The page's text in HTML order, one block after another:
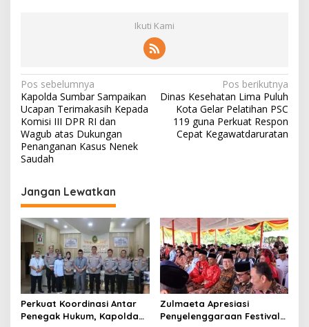
Ikuti Kami
N
a
v
i
g
a
s
i
p
o
s
Pos sebelumnya
Kapolda Sumbar Sampaikan
Ucapan Terimakasih Kepada
Komisi III DPR RI dan
Wagub atas Dukungan
Penanganan Kasus Nenek
Saudah
Pos berikutnya
Dinas Kesehatan Lima Puluh
Kota Gelar Pelatihan PSC
119 guna Perkuat Respon
Cepat Kegawatdaruratan
Jangan Lewatkan
Perkuat Koordinasi Antar
Penegak Hukum, Kapolda
Zulmaeta Apresiasi
Penyelenggaraan Festival